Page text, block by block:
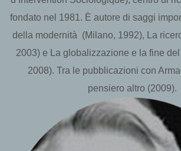
fondato nel 1981. È autore di saggi
della modernità (Milano, 1992), La
2003) e La globalizzazione e la fine
2008). Tra le pubblicazioni con
pensiero altro (2009).